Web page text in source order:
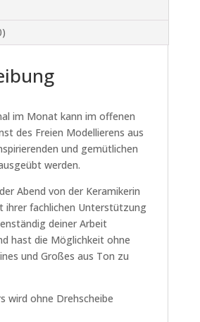
im Monat kann im offenen
des Freien Modellierens aus
und gemütlichen
werden.
Abend von der Keramikerin
ihrer fachlichen Unterstützung
deiner Arbeit
hast die Möglichkeit ohne
und Großes aus Ton zu
wird ohne Drehscheibe